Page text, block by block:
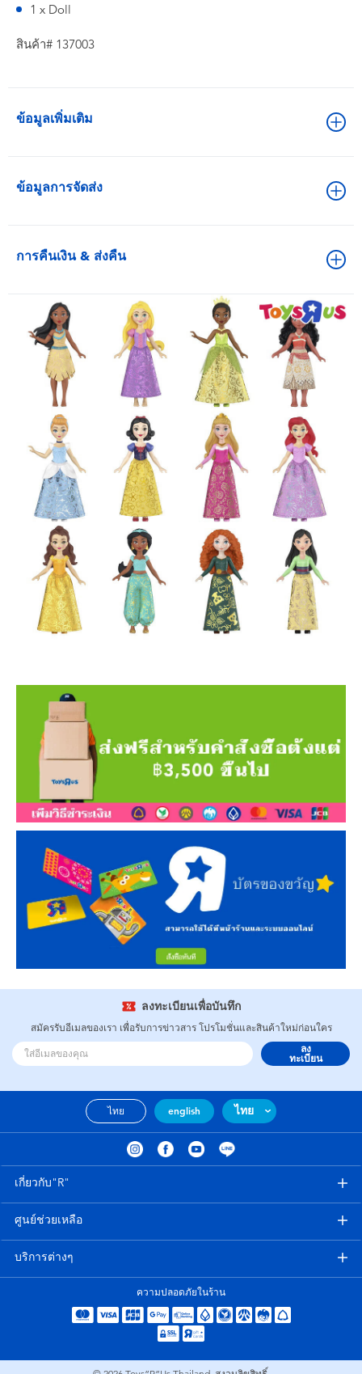
1 x Doll
สินค้า# 137003
ข้อมูลเพิ่มเติม
ข้อมูลการจัดส่ง
การคืนเงิน & ส่งคืน
ลงทะเบียนเพื่อบันทึก
สมัครรับอีเมลของเรา เพื่อรับการข่าวสาร โปรโมชั่นและสินค้าใหม่ก่อนใคร
ลง
ทะเบียน
ไทย english ไทย
เกี่ยวกับ"R"
ศูนย์ช่วยเหลือ
บริการต่างๆ
ความปลอดภัยในร้าน